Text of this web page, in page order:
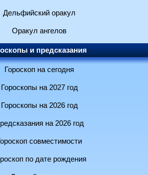
Дельфийский оракул
Оракул ангелов
и предсказания
Гороскоп на сегодня
Гороскопы на 2027 год
Гороскопы на 2026 год
на 2026 год
совместимости
по дате рождения